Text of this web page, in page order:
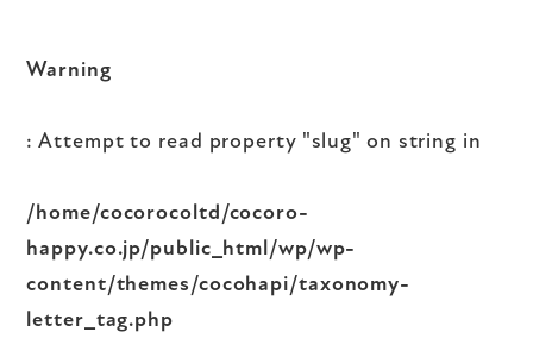
Warning
: Attempt to read property "slug" on string in
/home/cocorocoltd/cocoro-
happy.co.jp/public_html/wp/wp-
content/themes/cocohapi/taxonomy-
letter_tag.php